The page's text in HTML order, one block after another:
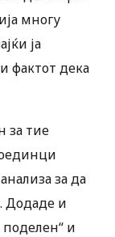
многу
ја
фактот дека
за тие
за да
Додаде и
и